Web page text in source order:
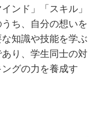
ンド」「スキル」
ち、自分の想いを
知識や技能を学ぶ
あり、学生同士の対
グの力を養成す